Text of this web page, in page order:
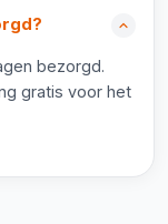
bezorgd.
gratis voor het